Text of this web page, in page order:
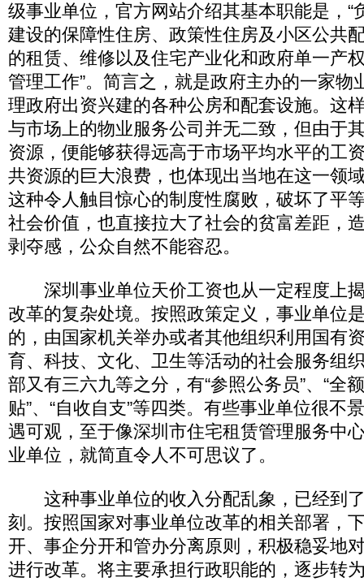
级事业单位，官方网站介绍其基本职能是，“
建设的保障性住房、政策性住房及小区公共
的租赁、维修以及住宅产业化和政府单一产
管理工作”。简言之，就是政府主办的一家物
理政府出资兴建的各种公房和配套设施。这
与市场上的物业服务公司并无二致，但由于
资源，便能够获得远高于市场平均水平的工
共资源的巨大浪费，也体现出当地在这一领
这种令人触目惊心的制度性腐败，破坏了平
社会价值，也直接拉大了社会的贫富差距，
剥夺感，公众自然不能容忍。
深圳事业单位天价工资也从一定程度上
改革的复杂处境。按照政策定义，事业单位
的，由国家机关举办或者其他组织利用国有
育、科技、文化、卫生等活动的社会服务组
部又有三六九等之分，有“参照公务员”、“全
贴”、“自收自支”等四类。有些事业单位很不
遇可观，至于像深圳市住宅租赁管理服务中
业单位，就简直令人不可思议了。
这种事业单位的收入分配乱象，已经到
刻。按照国家对事业单位改革的相关部署，
开、事企分开和管办分离原则，积极稳妥地
进行改革。将主要承担行政职能的，逐步转